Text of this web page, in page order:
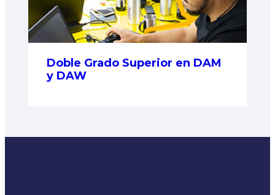
Doble Grado Superior en DAM
y DAW